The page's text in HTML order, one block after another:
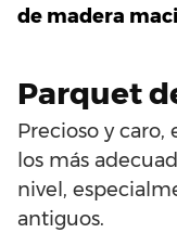
de madera
Parquet
Precioso y
los más
nivel,
antiguos.